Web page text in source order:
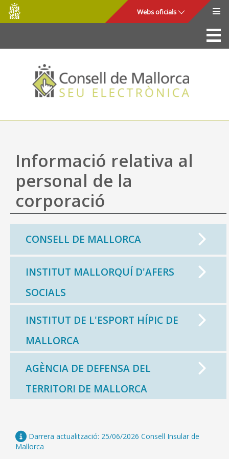
Salta al contingut principal
SEU ELECTRÒNICA
MALLORCA.ES
Consell
de
Mallorca
Webs oficials
La Seu
Consell de Mallorca
Accés i seguretat
Utilitats
Mapa web
Informació relativa al
personal de la
corporació
CONSELL DE MALLORCA
INSTITUT MALLORQUÍ D'AFERS
SOCIALS
INSTITUT DE L'ESPORT HÍPIC DE
MALLORCA
AGÈNCIA DE DEFENSA DEL
TERRITORI DE MALLORCA
Darrera actualització: 25/06/2026 Consell Insular de
Mallorca